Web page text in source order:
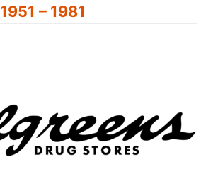
1951 – 1981